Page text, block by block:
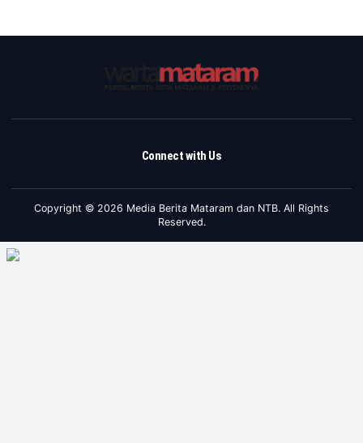
Connect with Us
Copyright © 2026 Media Berita Mataram dan NTB. All Rights
Reserved.